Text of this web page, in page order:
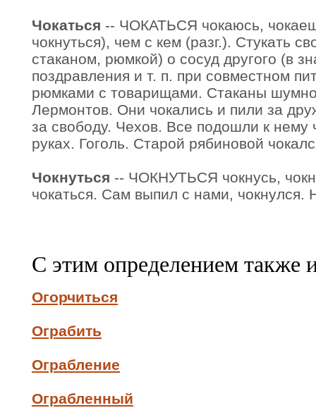
Чокаться -- ЧОКАТЬСЯ чокаюсь,
чокнуться), чем с кем (разг.). Стукать
стаканом, рюмкой) о сосуд другого (в
поздравления и т. п. при совместном
рюмками с товарищами. Стаканы
Лермонтов. Они чокались и пили за
за свободу. Чехов. Все подошли к нему
руках. Гоголь. Старой рябиновой
Чокнуться -- ЧОКНУТЬСЯ чокнусь,
чокаться. Сам выпил с нами, чокнулся.
С этим определением также
Огорчиться
Ограбить
Ограбление
Ограбленный